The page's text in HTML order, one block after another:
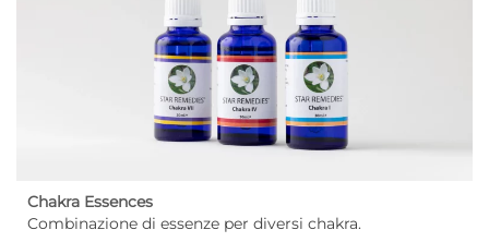
Chakra Essences
Combinazione di essenze per diversi chakra.